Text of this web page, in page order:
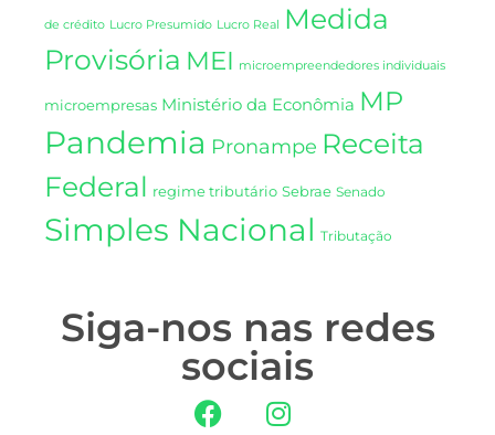
de crédito Lucro Presumido Lucro Real
Medida
Provisória MEI microempreendedores individuais
microempresas Ministério da Econômia MP
Pandemia Pronampe Receita
Federal regime tributário Sebrae Senado
Simples Nacional Tributação
Siga-nos nas redes
sociais